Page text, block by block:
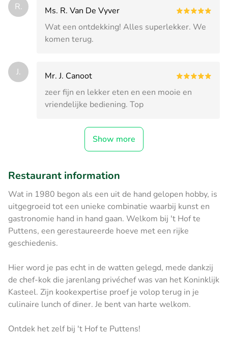
R.
Ms. R. Van De Vyver
Wat een ontdekking! Alles superlekker. We
komen terug.
J.
Mr. J. Canoot
zeer fijn en lekker eten en een mooie en
vriendelijke bediening. Top
Show more
Restaurant information
Wat in 1980 begon als een uit de hand gelopen hobby, is
uitgegroeid tot een unieke combinatie waarbij kunst en
gastronomie hand in hand gaan. Welkom bij 't Hof te
Puttens, een gerestaureerde hoeve met een rijke
geschiedenis.
Hier word je pas echt in de watten gelegd, mede dankzij
de chef-kok die jarenlang privéchef was van het Koninklijk
Kasteel. Zijn kookexpertise proef je volop terug in je
culinaire lunch of diner. Je bent van harte welkom.
Ontdek het zelf bij 't Hof te Puttens!